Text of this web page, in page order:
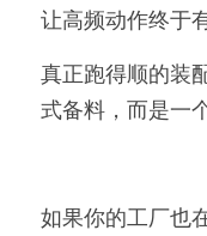
让高频动作终于
真正跑得顺的装
式备料，而是一
如果你的工厂也